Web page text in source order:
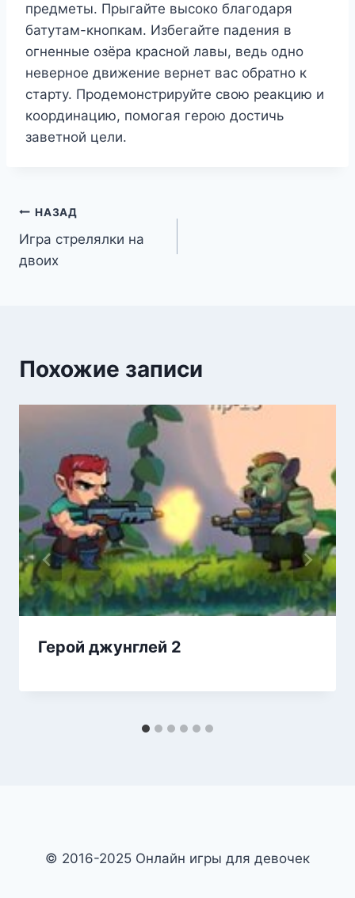
предметы. Прыгайте высоко благодаря
батутам-кнопкам. Избегайте падения в
огненные озёра красной лавы, ведь одно
неверное движение вернет вас обратно к
старту. Продемонстрируйте свою реакцию и
координацию, помогая герою достичь
заветной цели.
Навигация
по
НАЗАД
Игра стрелялки на
двоих
Похожие записи
Герой джунглей 2
© 2016-2025 Онлайн игры для девочек